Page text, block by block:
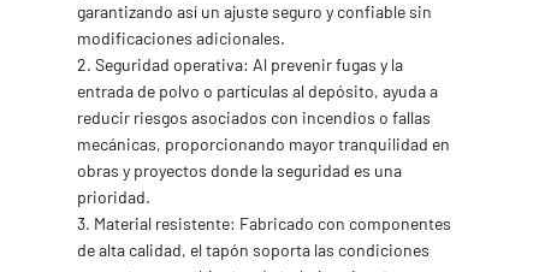
garantizando así un ajuste seguro y confiable sin
modificaciones adicionales.
2. Seguridad operativa: Al prevenir fugas y la
entrada de polvo o partículas al depósito, ayuda a
reducir riesgos asociados con incendios o fallas
mecánicas, proporcionando mayor tranquilidad en
obras y proyectos donde la seguridad es una
prioridad.
3. Material resistente: Fabricado con componentes
de alta calidad, el tapón soporta las condiciones